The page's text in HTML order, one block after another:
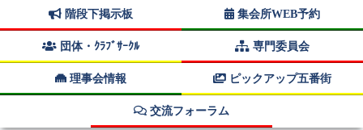
階段下掲示板 集会所WEB予約
団体・ｸﾗﾌﾞｻｰｸﾙ 専門委員会
理事会情報 ピックアップ五番街
交流フォーラム